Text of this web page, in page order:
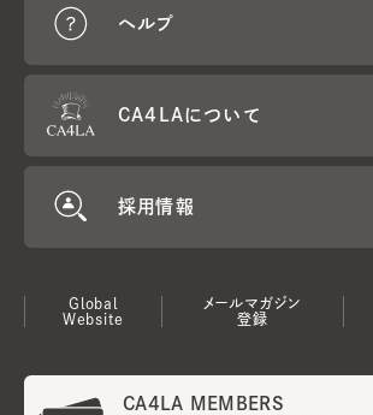
ヘルプ
CA4LAについて
採用情報
Global
Website
メールマガジン
登録
CA4LA MEMBERS